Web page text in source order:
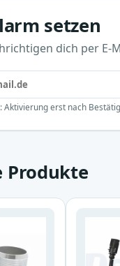
setzen
dich per E-
Aktivierung erst nach
Produkte